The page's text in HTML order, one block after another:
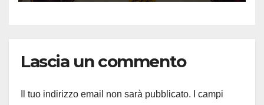
Lascia un commento
Il tuo indirizzo email non sarà pubblicato.
I campi